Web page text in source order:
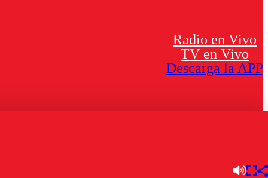
Radio en Vivo
TV en Vivo
Descarga la APP